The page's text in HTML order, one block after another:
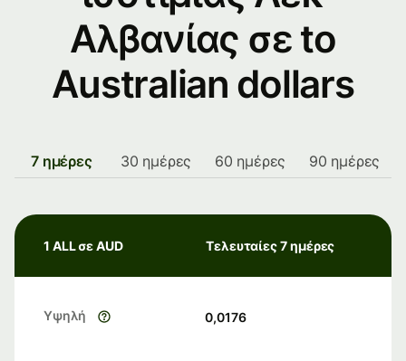
Αλβανίας σε to
Australian dollars
7 ημέρες 30 ημέρες 60 ημέρες 90 ημέρες
1 ALL σε AUD Τελευταίες 7 ημέρες
Υψηλή 0,0176